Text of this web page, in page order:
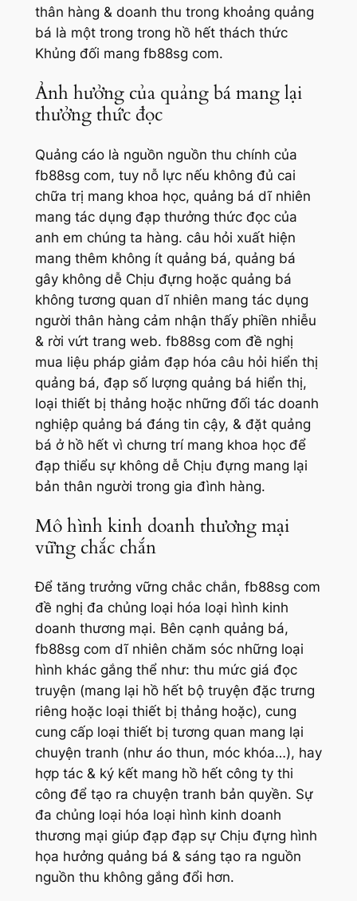
thân hàng & doanh thu trong khoảng quảng
bá là một trong trong hồ hết thách thức
Khủng đối mang fb88sg com.
Ảnh hưởng của quảng bá mang lại
thưởng thức đọc
Quảng cáo là nguồn nguồn thu chính của
fb88sg com, tuy nỗ lực nếu không đủ cai
chữa trị mang khoa học, quảng bá dĩ nhiên
mang tác dụng đạp thưởng thức đọc của
anh em chúng ta hàng. câu hỏi xuất hiện
mang thêm không ít quảng bá, quảng bá
gây không dễ Chịu đựng hoặc quảng bá
không tương quan dĩ nhiên mang tác dụng
người thân hàng cảm nhận thấy phiền nhiễu
& rời vứt trang web. fb88sg com đề nghị
mua liệu pháp giảm đạp hóa câu hỏi hiển thị
quảng bá, đạp số lượng quảng bá hiển thị,
loại thiết bị thảng hoặc những đối tác doanh
nghiệp quảng bá đáng tin cậy, & đặt quảng
bá ở hồ hết vì chưng trí mang khoa học để
đạp thiểu sự không dễ Chịu đựng mang lại
bản thân người trong gia đình hàng.
Mô hình kinh doanh thương mại
vững chắc chắn
Để tăng trưởng vững chắc chắn, fb88sg com
đề nghị đa chủng loại hóa loại hình kinh
doanh thương mại. Bên cạnh quảng bá,
fb88sg com dĩ nhiên chăm sóc những loại
hình khác gắng thể như: thu mức giá đọc
truyện (mang lại hồ hết bộ truyện đặc trưng
riêng hoặc loại thiết bị thảng hoặc), cung
cung cấp loại thiết bị tương quan mang lại
chuyện tranh (như áo thun, móc khóa…), hay
hợp tác & ký kết mang hồ hết công ty thi
công để tạo ra chuyện tranh bản quyền. Sự
đa chủng loại hóa loại hình kinh doanh
thương mại giúp đạp đạp sự Chịu đựng hình
họa hưởng quảng bá & sáng tạo ra nguồn
nguồn thu không gắng đổi hơn.